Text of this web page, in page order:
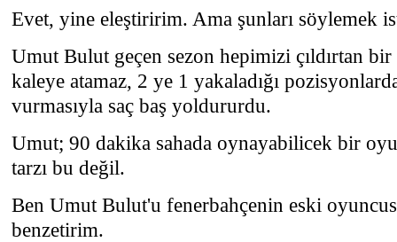
Evet, yine eleştiririm. Ama şunları söylemek
Umut Bulut geçen sezon hepimizi çıldırtan
kaleye atamaz, 2 ye 1 yakaladığı
vurmasıyla saç baş yoldururdu.
Umut; 90 dakika sahada oynayabilicek bir
tarzı bu değil.
Ben Umut Bulut'u fenerbahçenin eski
benzetirim.